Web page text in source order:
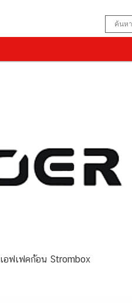
อฟเฟคก้อน Strombox